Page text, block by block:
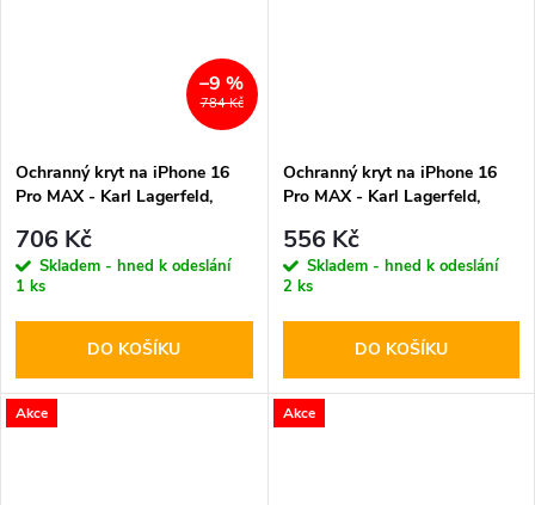
784 Kč
–9 %
Ochranný kryt na iPhone 16
Pro MAX - Karl Lagerfeld,
MagSafe Pink
706 Kč
Skladem - hned k odeslání
1 ks
DO KOŠÍKU
Ochranný kryt na iPhone 16
Pro MAX - Karl Lagerfeld,
Black
556 Kč
Skladem - hned k odeslání
2 ks
DO KOŠÍKU
Akce Akce